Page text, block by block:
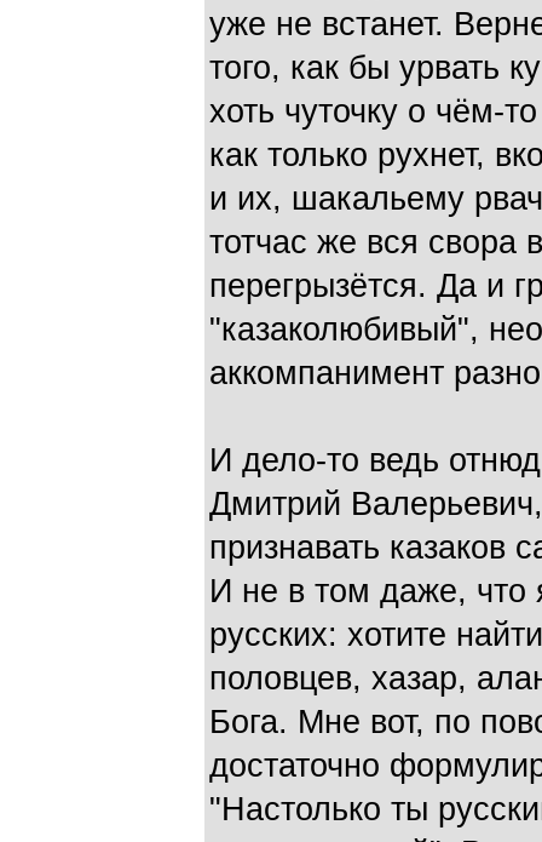
уже не встанет.
того, как бы урвать
хоть чуточку о чём-
как только рухнет,
и их, шакальему
тотчас же вся свора
перегрызётся. Да и
"казаколюбивый",
аккомпанимент
И дело-то ведь
Дмитрий
признавать
И не в том даже, что
русских: хотите
половцев, хазар,
Бога. Мне вот, по
достаточно
"Настолько ты